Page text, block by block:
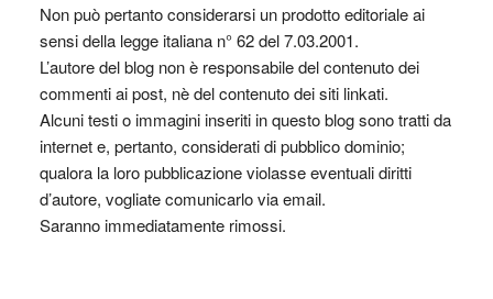
Non può pertanto considerarsi un prodotto editoriale ai
sensi della legge italiana n° 62 del 7.03.2001.
L’autore del blog non è responsabile del contenuto dei
commenti ai post, nè del contenuto dei siti linkati.
Alcuni testi o immagini inseriti in questo blog sono tratti da
internet e, pertanto, considerati di pubblico dominio;
qualora la loro pubblicazione violasse eventuali diritti
d’autore, vogliate comunicarlo via email.
Saranno immediatamente rimossi.